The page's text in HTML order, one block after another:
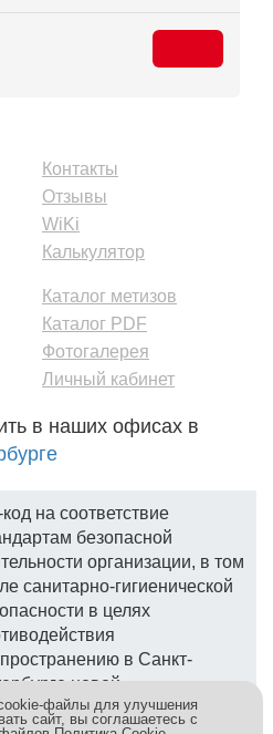
Контакты
Отзывы
WiKi
Калькулятор
Каталог метизов
Каталог PDF
Фотогалерея
Личный кабинет
в наших офисах в
на соответствие
безопасной
организации, в том
санитарно-гигиенической
в целях
в Санкт-
новой
инфекции.
файлы для улучшения
сайт, вы соглашаетесь с